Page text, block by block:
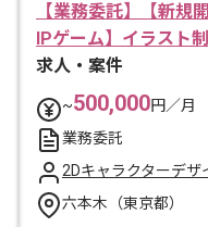
【業務委託】【新規
IPゲーム】イラスト
求人・案件
~500,000円／月
業務委託
2Dキャラクターデザ
六本木（東京都）